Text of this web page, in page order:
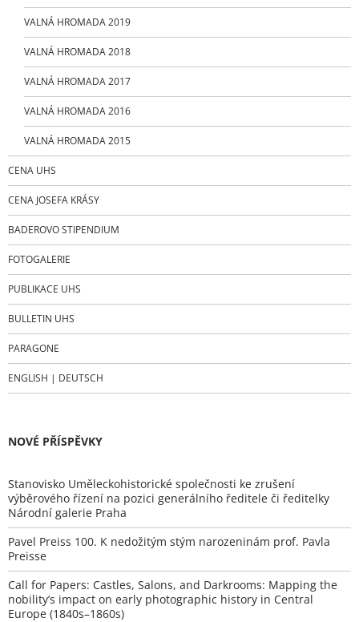
VALNÁ HROMADA 2019
VALNÁ HROMADA 2018
VALNÁ HROMADA 2017
VALNÁ HROMADA 2016
VALNÁ HROMADA 2015
CENA UHS
CENA JOSEFA KRÁSY
BADEROVO STIPENDIUM
FOTOGALERIE
PUBLIKACE UHS
BULLETIN UHS
PARAGONE
ENGLISH | DEUTSCH
NOVÉ PŘÍSPĚVKY
Stanovisko Uměleckohistorické společnosti ke zrušení
výběrového řízení na pozici generálního ředitele či ředitelky
Národní galerie Praha
Pavel Preiss 100. K nedožitým stým narozeninám prof. Pavla
Preisse
Call for Papers: Castles, Salons, and Darkrooms: Mapping the
nobility’s impact on early photographic history in Central
Europe (1840s–1860s)